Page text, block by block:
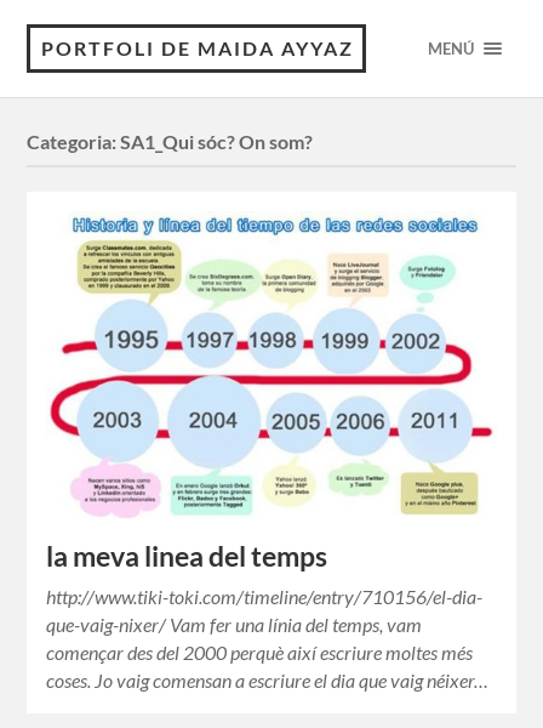
PORTFOLI DE MAIDA AYYAZ MENÚ
Categoria:SA1_Qui sóc? On som?
la meva linea del temps
http://www.tiki-toki.com/timeline/entry/710156/el-dia-
que-vaig-nixer/ Vam fer una línia del temps, vam
començar des del 2000 perquè així escriure moltes més
coses. Jo vaig comensan a escriure el dia que vaig néixer…